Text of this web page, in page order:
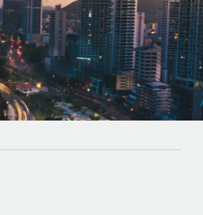
de trabajo sin
HH. integradas para tu
de IA con Remote
de RR. HH.
empresas.
HH. globales en tu
de puestos